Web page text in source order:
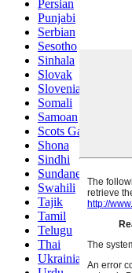
Persian
Punjabi
Serbian
Sesotho
Sinhala
Slovak
Slovenian
Somali
Samoan
Scots Gaelic
Shona
Sindhi
Sundanese
Swahili
Tajik
Tamil
Telugu
Thai
Ukrainian